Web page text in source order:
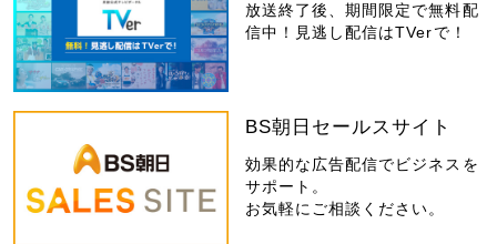
放送終了後、期間限定で無料配
信中！見逃し配信はTVerで！
BS朝日セールスサイト
効果的な広告配信でビジネスを
サポート。
お気軽にご相談ください。